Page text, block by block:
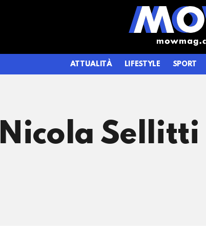
ATTUALITÀ LIFESTYLE SPORT
Nicola Sellitti